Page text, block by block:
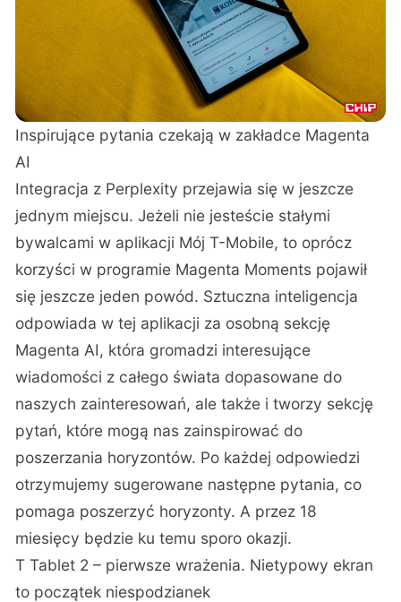
Inspirujące pytania czekają w zakładce Magenta
AI
Integracja z Perplexity przejawia się w jeszcze
jednym miejscu. Jeżeli nie jesteście stałymi
bywalcami w aplikacji Mój T-Mobile, to oprócz
korzyści w programie Magenta Moments pojawił
się jeszcze jeden powód. Sztuczna inteligencja
odpowiada w tej aplikacji za osobną sekcję
Magenta AI, która gromadzi interesujące
wiadomości z całego świata dopasowane do
naszych zainteresowań, ale także i tworzy sekcję
pytań, które mogą nas zainspirować do
poszerzania horyzontów. Po każdej odpowiedzi
otrzymujemy sugerowane następne pytania, co
pomaga poszerzyć horyzonty. A przez 18
miesięcy będzie ku temu sporo okazji.
T Tablet 2 – pierwsze wrażenia. Nietypowy ekran
to początek niespodzianek